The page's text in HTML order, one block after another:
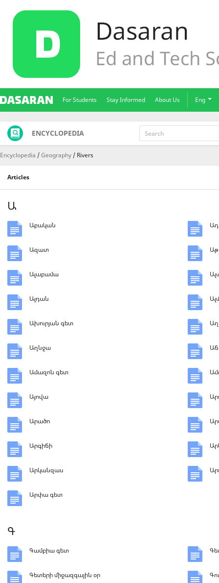
For Students Stay Informed About Us Eng
ENCYCLOPEDIA
Encyclopedia Geography Rivers
Articles
Ա
Աբական
Ազատ
Ալաբամա
Ալդան
Ախուրյան գետ
Աղնջա
Ամազոն գետ
Այովա
Արածո
Արգիճի
Արկանզաս
Արփա գետ
Գ
Գամբիա գետ
Գետերի միջազգային օր